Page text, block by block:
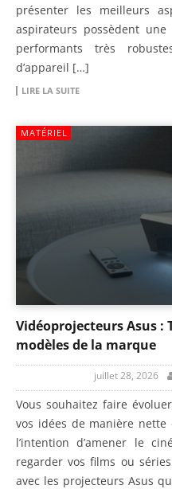
présenter les meilleurs
aspirateurs possèdent
performants très
d’appareil […]
LIRE LA SUITE
MATÉRIEL
Vidéoprojecteurs Asus :
modèles de la marque
juillet 28, 2026
Vous souhaitez faire
vos idées de manière nette
l’intention d’amener le
regarder vos films ou
avec les projecteurs Asus